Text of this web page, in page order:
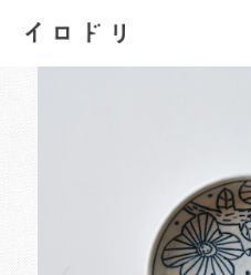
イロドリ